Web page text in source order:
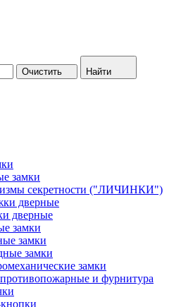
Очистить Найти
замки
секретности ("ЛИЧИНКИ")
дверные
дверные
замки
замки
замки
замки
и фурнитура